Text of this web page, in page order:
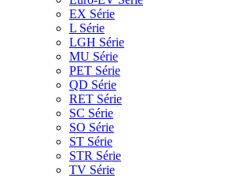
EX Série
L Série
LGH Série
MU Série
PET Série
QD Série
RET Série
SC Série
SO Série
ST Série
STR Série
TV Série